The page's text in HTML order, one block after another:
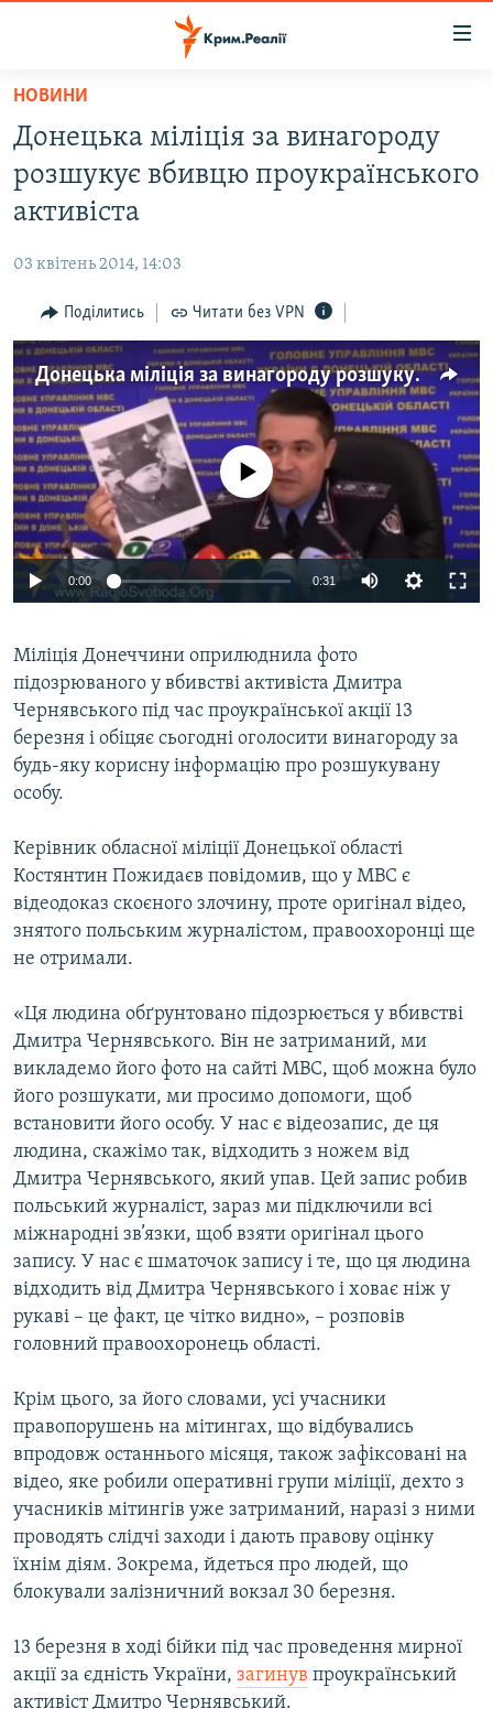
Перейти
основного
матеріалу
Перейти
до
основної
Перейти
до
пошуку
ВОДА.КРИМ
ВІДЕО ТА ФОТО
БЛОГИ
ПОГЛЯД
ІНТЕРВ'Ю
ВСЕ ЗА ДЕНЬ
СПЕЦПРОЕКТИ
ДЕПОРТАЦІЯ
ВІДЕОУРОКИ «ELIFBE»
СВІДЧЕННЯ ОКУПАЦІЇ
УКРАЇНСЬКА ПРОБЛЕМА КРИМУ
ЯК ОБІЙТИ БЛОКУВАННЯ
Русский
Qırımtatar
Усі сайти RFE/RL
НОВИНИ
Донецька міліція за винагороду
розшукує вбивцю проукраїнського
активіста
03 квітень 2014, 14:03
Поділитись Читати без VPN
Донецька міліція за винагороду розшукує вбивцю проукраїнського активіста
No media source currently available
0:00 0:31
Міліція Донеччини оприлюднила фото
підозрюваного у вбивстві активіста Дмитра
Чернявського під час проукраїнської акції 13
березня і обіцяє сьогодні оголосити винагороду за
будь-яку корисну інформацію про розшукувану
особу.
Керівник обласної міліції Донецької області
Костянтин Пожидаєв повідомив, що у МВС є
відеодоказ скоєного злочину, проте оригінал відео,
знятого польським журналістом, правоохоронці ще
не отримали.
«Ця людина обґрунтовано підозрюється у вбивстві
Дмитра Чернявського. Він не затриманий, ми
викладемо його фото на сайті МВС, щоб можна було
його розшукати, ми просимо допомоги, щоб
встановити його особу. У нас є відеозапис, де ця
людина, скажімо так, відходить з ножем від
Дмитра Чернявського, який упав. Цей запис робив
польський журналіст, зараз ми підключили всі
міжнародні зв’язки, щоб взяти оригінал цього
запису. У нас є шматочок запису і те, що ця людина
відходить від Дмитра Чернявського і ховає ніж у
рукаві – це факт, це чітко видно», – розповів
головний правоохоронець області.
Крім цього, за його словами, усі учасники
правопорушень на мітингах, що відбувались
впродовж останнього місяця, також зафіксовані на
відео, яке робили оперативні групи міліції, дехто з
учасників мітингів уже затриманий, наразі з ними
проводять слідчі заходи і дають правову оцінку
їхнім діям. Зокрема, йдеться про людей, що
блокували залізничний вокзал 30 березня.
13 березня в ході бійки під час проведення мирної
акції за єдність України, загинув проукраїнський
активіст Дмитро Чернявський.